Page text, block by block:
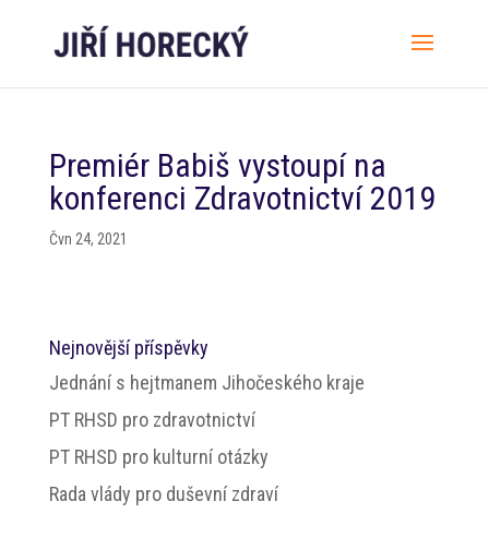
Premiér Babiš vystoupí na
konferenci Zdravotnictví 2019
Čvn 24, 2021
Nejnovější příspěvky
Jednání s hejtmanem Jihočeského kraje
PT RHSD pro zdravotnictví
PT RHSD pro kulturní otázky
Rada vlády pro duševní zdraví